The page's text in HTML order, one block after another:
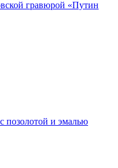
гравюрой «Путин
и эмалью